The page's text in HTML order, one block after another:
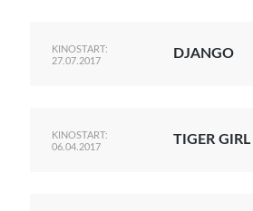
KINOSTART:
27.07.2017
DJANGO
KINOSTART:
06.04.2017
TIGER GIRL